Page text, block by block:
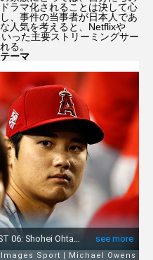
ラマ化されることは決して心
、事件の当事者が日本人であ
人気を考えると、Netflixや
った主要ストリーミングサー
る。
ーマ